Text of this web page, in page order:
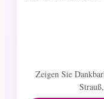
Zeigen Sie